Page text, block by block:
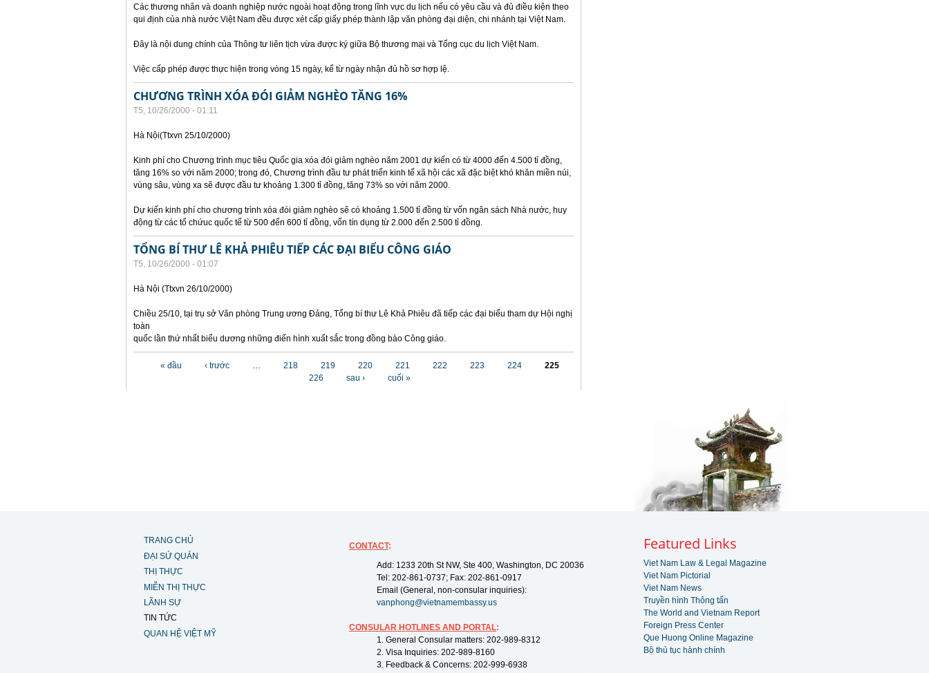
Các thương nhân và doanh nghiệp nước ngoài hoạt động trong lĩnh vực du lịch nếu có yêu cầu và đủ điều kiện theo
qui định của nhà nước Việt Nam đều được xét cấp giấy phép thành lập văn phòng đại diện, chi nhánh tại Việt Nam.
Đây là nội dung chính của Thông tư liên tịch vừa được ký giữa Bộ thương mại và Tổng cục du lịch Việt Nam.
Việc cấp phép được thực hiện trong vòng 15 ngày, kể từ ngày nhận đủ hồ sơ hợp lệ.
CHƯƠNG TRÌNH XÓA ĐÓI GIẢM NGHÈO TĂNG 16%
T5, 10/26/2000 - 01:11
Hà Nội(Ttxvn 25/10/2000)
Kinh phí cho Chương trình mục tiêu Quốc gia xóa đói giảm nghèo năm 2001 dự kiến có từ 4000 đến 4.500 tỉ đồng,
tăng 16% so với năm 2000; trong đó, Chương trình đầu tư phát triển kinh tế xã hội các xã đặc biệt khó khăn miền núi,
vùng sâu, vùng xa sẽ được đầu tư khoảng 1.300 tỉ đồng, tăng 73% so với năm 2000.
Dự kiến kinh phí cho chương trình xóa đói giảm nghèo sẽ có khoảng 1.500 tỉ đồng từ vốn ngân sách Nhà nước, huy
động từ các tổ chứuc quốc tế từ 500 đến 600 tỉ đồng, vốn tín dụng từ 2.000 đến 2.500 tỉ đồng.
TỔNG BÍ THƯ LÊ KHẢ PHIÊU TIẾP CÁC ĐẠI BIỂU CÔNG GIÁO
T5, 10/26/2000 - 01:07
Hà Nội (Ttxvn 26/10/2000)
Chiều 25/10, tại trụ sở Văn phòng Trung ương Đảng, Tổng bí thư Lê Khả Phiêu đã tiếp các đại biểu tham dự Hội nghị
toàn
quốc lần thứ nhất biểu dương những điển hình xuất sắc trong đồng bào Công giáo.
« đầu ‹ trước … 218 219 220 221 222 223 224
225
226
sau › cuối »
TRANG CHỦ
ĐẠI SỨ QUÁN
THỊ THỰC
MIỄN THỊ THỰC
LÃNH SỰ
TIN TỨC
QUAN HỆ VIỆT MỸ
CONTACT:
Add: 1233 20th St NW, Ste 400, Washington, DC 20036
Tel: 202-861-0737; Fax: 202-861-0917
Email (General, non-consular inquiries):
vanphong@vietnamembassy.us
CONSULAR HOTLINES AND PORTAL:
1. General Consular matters: 202-989-8312
2. Visa Inquiries: 202-989-8160
3. Feedback & Concerns: 202-999-6938
Featured Links
Viet Nam Law & Legal Magazine
Viet Nam Pictorial
Viet Nam News
Truyền hình Thông tấn
The World and Vietnam Report
Foreign Press Center
Que Huong Online Magazine
Bộ thủ tục hành chính